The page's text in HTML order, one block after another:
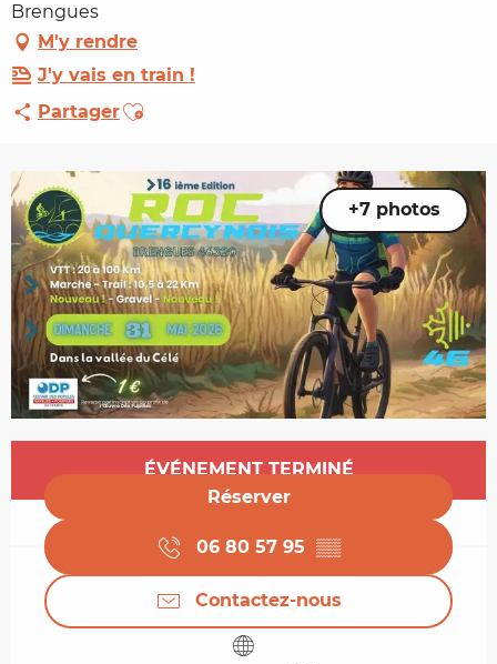
Brengues
M'y rendre
J'y vais en train !
PartagerAjouter aux favoris
+7 photos
Ouverture et coordonnées
ÉVÉNEMENT TERMINÉ
Réserver
06 80 57 95 ▒▒
Contactez-nous